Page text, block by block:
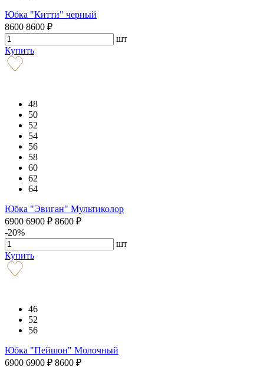
Юбка "Китти" черный
8600 8600 ₽
шт
Купить
48
50
52
54
56
58
60
62
64
Юбка "Эвиган" Мультиколор
6900 6900 ₽ 8600 ₽
-20%
шт
Купить
46
52
56
Юбка "Пейшон" Молочный
6900 6900 ₽ 8600 ₽